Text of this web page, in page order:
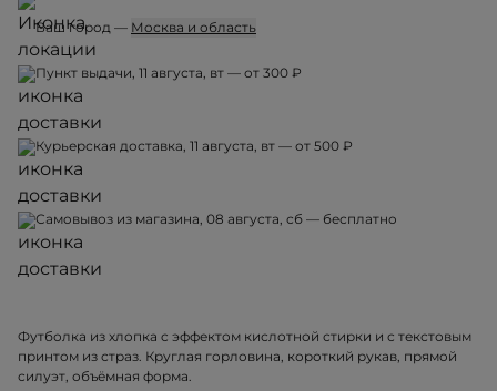
Ваш город — Москва и область
Пункт выдачи, 11 августа, вт — от 300 ₽
Курьерская доставка, 11 августа, вт — от 500 ₽
Самовывоз из магазина, 08 августа, сб — бесплатно
Футболка из хлопка c эффектом кислотной стирки и с текстовым
принтом из страз. Круглая горловина, короткий рукав, прямой
силуэт, объёмная форма.